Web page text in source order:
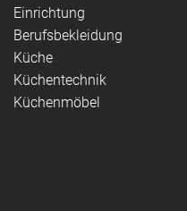
Einrichtung
Berufsbekleidung
Küche
Küchentechnik
Küchenmöbel